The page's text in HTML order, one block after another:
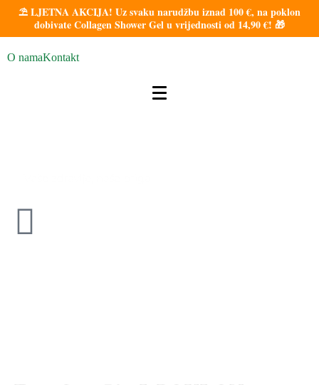
⛱️ LJETNA AKCIJA! Uz svaku narudžbu iznad 100 €, na poklon
dobivate Collagen Shower Gel u vrijednosti od 14,90 €! 🎁
O namaKontakt